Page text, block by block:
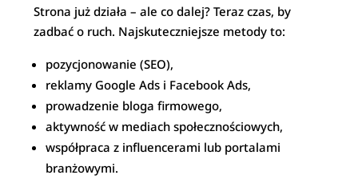
Strona już działa – ale co dalej? Teraz czas, by
zadbać o ruch. Najskuteczniejsze metody to:
pozycjonowanie (SEO),
reklamy Google Ads i Facebook Ads,
prowadzenie bloga firmowego,
aktywność w mediach społecznościowych,
współpraca z influencerami lub portalami
branżowymi.